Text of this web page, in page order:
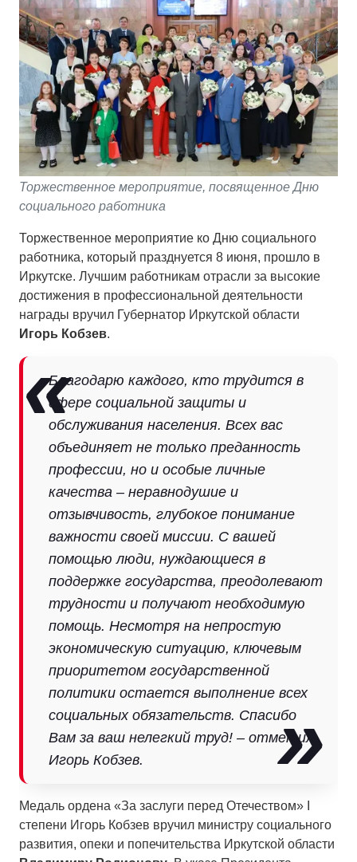
Торжественное мероприятие, посвященное Дню
социального работника
Торжественное мероприятие ко Дню социального
работника, который празднуется 8 июня, прошло в
Иркутске. Лучшим работникам отрасли за высокие
достижения в профессиональной деятельности
награды вручил Губернатор Иркутской области
Игорь Кобзев.
Благодарю каждого, кто трудится в
сфере социальной защиты и
обслуживания населения. Всех вас
объединяет не только преданность
профессии, но и особые личные
качества – неравнодушие и
отзывчивость, глубокое понимание
важности своей миссии. С вашей
помощью люди, нуждающиеся в
поддержке государства, преодолевают
трудности и получают необходимую
помощь. Несмотря на непростую
экономическую ситуацию, ключевым
приоритетом государственной
политики остается выполнение всех
социальных обязательств. Спасибо
Вам за ваш нелегкий труд! – отметил
Игорь Кобзев.
Медаль ордена «За заслуги перед Отечеством» I
степени Игорь Кобзев вручил министру социального
развития, опеки и попечительства Иркутской области